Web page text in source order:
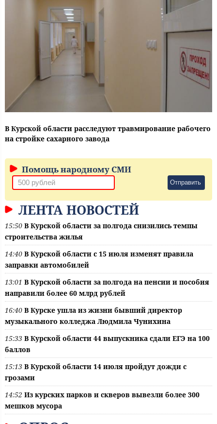
В Курской области расследуют травмирование рабочего
на стройке сахарного завода
Помощь народному СМИ
Отправить
ЛЕНТА НОВОСТЕЙ
15:50 В Курской области за полгода снизились темпы
строительства жилья
14:40 В Курской области с 15 июля изменят правила
заправки автомобилей
13:01 В Курской области за полгода на пенсии и пособия
направили более 60 млрд рублей
16:40 В Курске ушла из жизни бывший директор
музыкального колледжа Людмила Чунихина
15:33 В Курской области 44 выпускника сдали ЕГЭ на 100
баллов
15:13 В Курской области 14 июля пройдут дожди с
грозами
14:52 Из курских парков и скверов вывезли более 300
мешков мусора